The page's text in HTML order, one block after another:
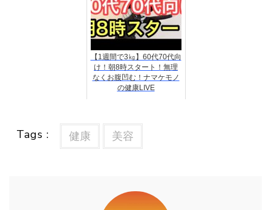
【1週間で3㎏】60代70代向
け！朝8時スタート！無理
なくお腹凹む！ナマケモノ
の健康LIVE
Tags : 健康 美容